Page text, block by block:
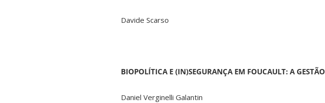
Davide Scarso
BIOPOLÍTICA E (IN)SEGURANÇA EM FOUCAULT: A
Daniel Verginelli Galantin